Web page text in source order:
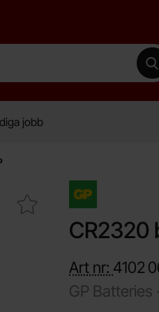
jobb
litium 3V GP som favorit
CR2320
Art nr: 4102
GP Batteries